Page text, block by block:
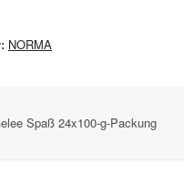
NORMA
Spaß 24x100-g-Packung